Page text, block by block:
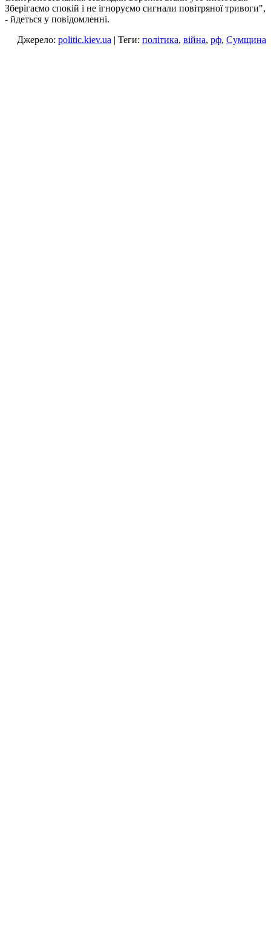
Зберігаємо спокій і не ігноруємо сигнали повітряної тривоги",
- йдеться у повідомленні.
Джерело: politic.kiev.ua | Теги: політика, війна, рф, Сумщина